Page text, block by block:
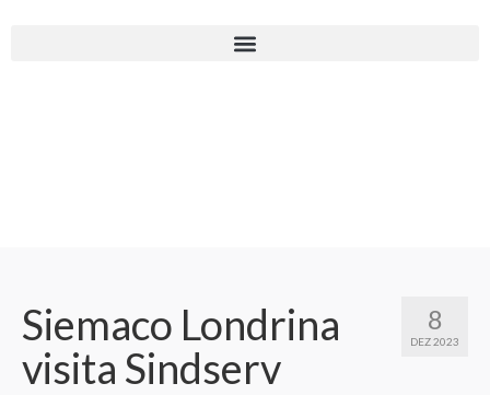
8
DEZ 2023
Siemaco Londrina
visita Sindserv